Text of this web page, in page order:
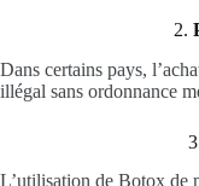
2.
Dans certains pays,
illégal sans ordonnance
L’utilisation de Botox de